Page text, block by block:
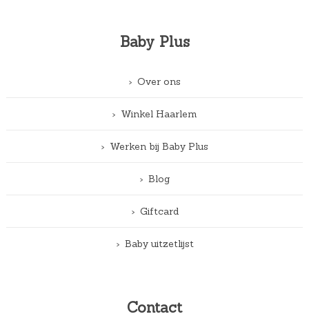
Baby Plus
Over ons
Winkel Haarlem
Werken bij Baby Plus
Blog
Giftcard
Baby uitzetlijst
Contact